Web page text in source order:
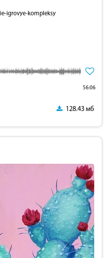
igrovye-kompleksy
56:06
128.43 мб